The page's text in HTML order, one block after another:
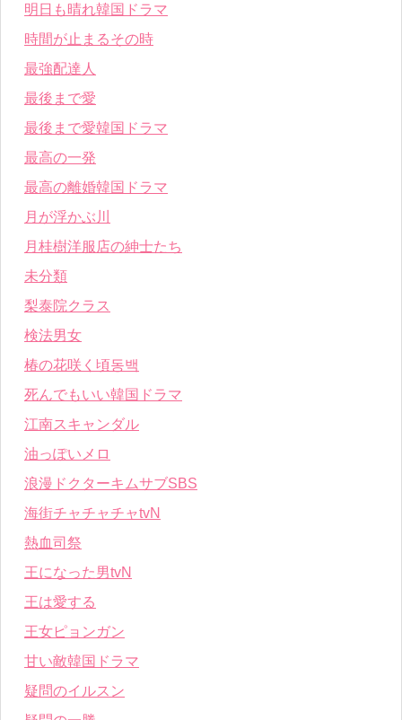
明日も晴れ韓国ドラマ
時間が止まるその時
最強配達人
最後まで愛
最後まで愛韓国ドラマ
最高の一発
最高の離婚韓国ドラマ
月が浮かぶ川
月桂樹洋服店の紳士たち
未分類
梨泰院クラス
検法男女
椿の花咲く頃동백
死んでもいい韓国ドラマ
江南スキャンダル
油っぽいメロ
浪漫ドクターキムサブSBS
海街チャチャチャtvN
熱血司祭
王になった男tvN
王は愛する
王女ピョンガン
甘い敵韓国ドラマ
疑問のイルスン